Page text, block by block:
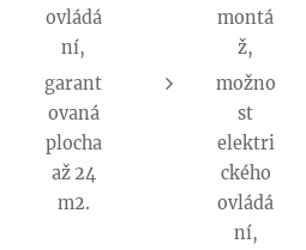
ovládá
ní,
garant
ovaná
plocha
až 24
m2.
montá
ž,
možno
st
elektri
ckého
ovládá
ní,